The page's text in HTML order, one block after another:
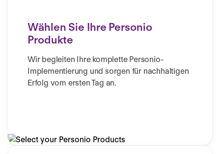
Wählen Sie Ihre Personio
Produkte
Wir begleiten Ihre komplette Personio-
Implementierung und sorgen für nachhaltigen
Erfolg vom ersten Tag an.